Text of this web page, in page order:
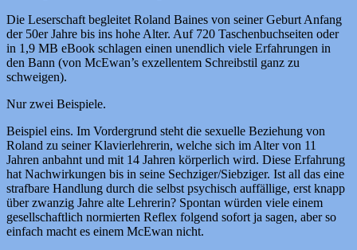
Die Leserschaft begleitet Roland Baines von seiner Geburt Anfang
der 50er Jahre bis ins hohe Alter. Auf 720 Taschenbuchseiten oder
in 1,9 MB eBook schlagen einen unendlich viele Erfahrungen in
den Bann (von McEwan’s exzellentem Schreibstil ganz zu
schweigen).
Nur zwei Beispiele.
Beispiel eins. Im Vordergrund steht die sexuelle Beziehung von
Roland zu seiner Klavierlehrerin, welche sich im Alter von 11
Jahren anbahnt und mit 14 Jahren körperlich wird. Diese Erfahrung
hat Nachwirkungen bis in seine Sechziger/Siebziger. Ist all das eine
strafbare Handlung durch die selbst psychisch auffällige, erst knapp
über zwanzig Jahre alte Lehrerin? Spontan würden viele einem
gesellschaftlich normierten Reflex folgend sofort ja sagen, aber so
einfach macht es einem McEwan nicht.